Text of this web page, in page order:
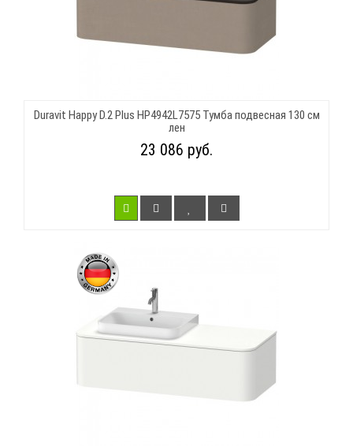
Duravit Happy D.2 Plus HP4942L7575 Тумба подвесная 130 см
лен
23 086 руб.